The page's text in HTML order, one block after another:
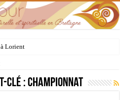
Lorientde la Bretagne chrétienne
clé :championnat